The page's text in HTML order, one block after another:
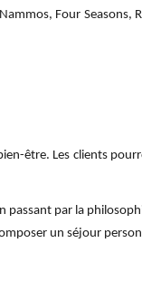
Four Seasons,
être. Les clients
passant par la
un séjour